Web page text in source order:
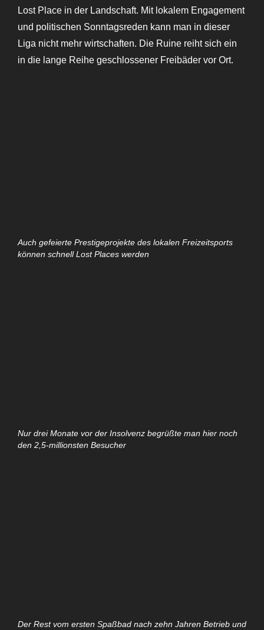
Lost Place in der Landschaft. Mit lokalem Engagement
und politischen Sonntagsreden kann man in dieser
Liga nicht mehr wirtschaften. Die Ruine reiht sich ein
in die lange Reihe geschlossener Freibäder vor Ort.
Auch gefeierte Prestigeprojekte des lokalen Freizeitsports
können schnell Lost Places werden
Nur drei Monate vor der Insolvenz begrüßte man hier noch
den 2,5-millionsten Besucher
Der Rest vom ersten Spaßbad nach zehn Jahren Betrieb und